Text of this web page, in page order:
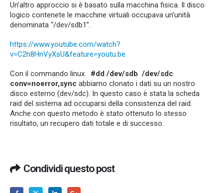
Un’altro approccio si è basato sulla macchina fisica. Il disco
logico contenete le macchine virtuali occupava un’unità
denominata “/dev/sdb1”.
https://www.youtube.com/watch?
v=C2h8HnVyXsU&feature=youtu.be
Con il commando linux #dd /dev/sdb /dev/sdc
conv=noerror,sync abbiamo clonato i dati su un nostro
disco esterno (dev/sdc). In questo caso è stata la scheda
raid del sistema ad occuparsi della consistenza del raid.
Anche con questo metodo è stato ottenuto lo stesso
risultato, un recupero dati totale e di successo.
Condividi questo post